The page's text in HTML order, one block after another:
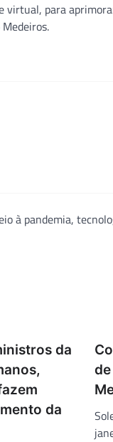
virtual, para
à pandemia,
da
da